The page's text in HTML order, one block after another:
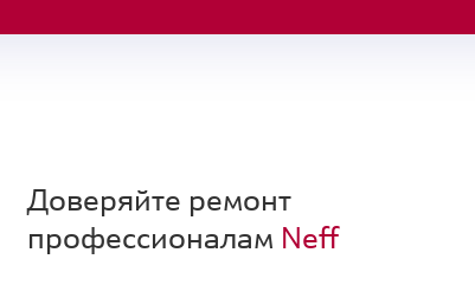
Доверяйте ремонт
профессионалам Neff